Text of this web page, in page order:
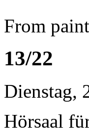
From
13/22
Dienstag,
Hörsaal